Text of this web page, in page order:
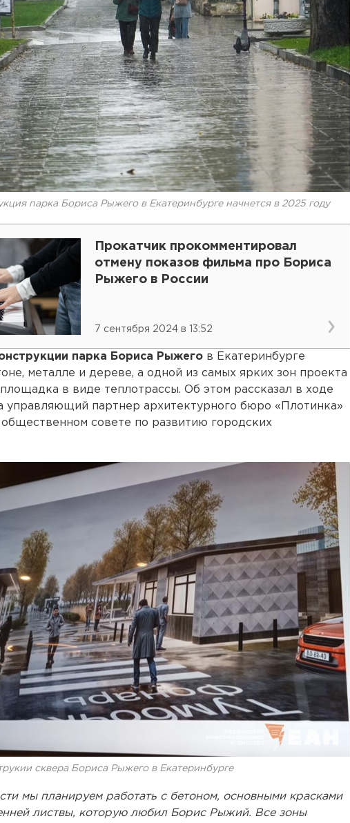
парка Бориса Рыжего в Екатеринбурге начнется в 2025 году
Прокатчик прокомментировал
отмену показов фильма про Бориса
Рыжего в России
7 сентября 2024 в 13:52
парка Бориса Рыжего в Екатеринбурге
металле и дереве, а одной из самых ярких зон проекта
в виде теплотрассы. Об этом рассказал в ходе
управляющий партнер архитектурного бюро «Плотинка»
общественном совете по развитию городских
сквера Бориса Рыжего в Екатеринбурге
мы планируем работать с бетоном, основными красками
листвы, которую любил Борис Рыжий. Все зоны